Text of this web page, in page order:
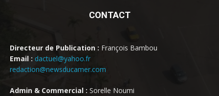
CONTACT
Directeur de Publication : François Bambou
Email : dactuel@yahoo.fr
redaction@newsducamer.com
Admin & Commercial : Sorelle Noumi